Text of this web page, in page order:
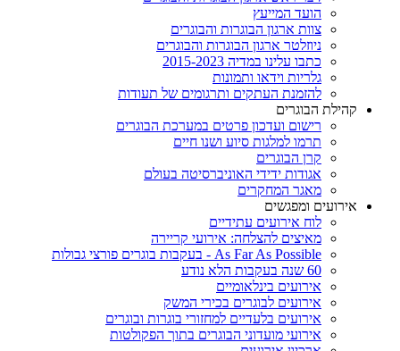
הועד המייעץ
צוות ארגון הבוגרות והבוגרים
ניוזלטר ארגון הבוגרות והבוגרים
כתבו עלינו במדיה 2015-2023
גלריות וידאו ותמונות
להזמנת העתקים ותרגומים של תעודות
קהילת הבוגרים
רישום ועדכון פרטים במערכת הבוגרים
תרמו למלגות סיוע ושנו חיים
קרן הבוגרים
אגודות ידידי האוניברסיטה בעולם
מאגר המחקרים
אירועים ומפגשים
לוח אירועים עתידיים
מאיצים להצלחה: אירועי קריירה
As Far As Possible - בעקבות בוגרים פורצי גבולות
60 שנה בעקבות הלא נודע
אירועים בינלאומיים
אירועים לבוגרים בכירי המשק
אירועים בלעדיים למחזורי בוגרות ובוגרים
אירועי מועדוני הבוגרים בתוך הפקולטות